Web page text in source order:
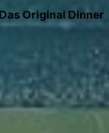
Original Dinner